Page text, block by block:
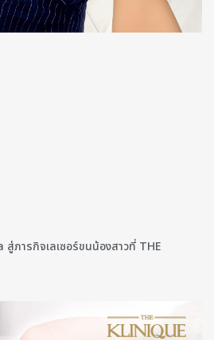
ภารกิจเลเซอร์ขนน้องสาวที่ THE